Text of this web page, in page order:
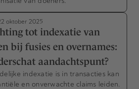
oktober 2025
tot indexatie van
bij fusies en overnames:
aandachtspunt?
indexatie is in transacties kan
en onverwachte claims leiden.